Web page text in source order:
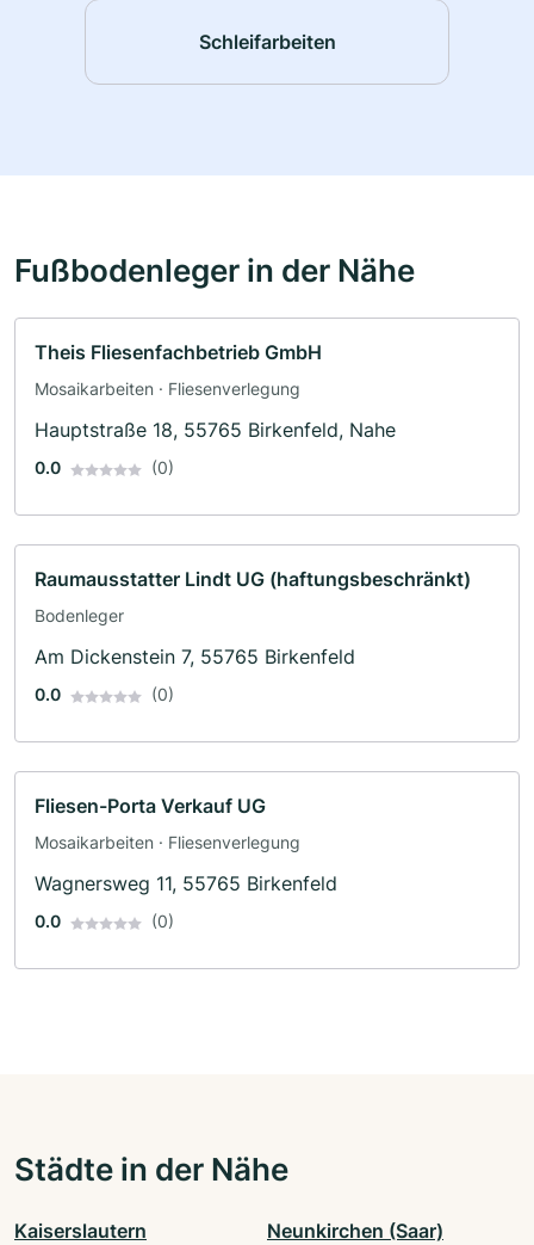
Schleifarbeiten
Fußbodenleger in der Nähe
Theis Fliesenfachbetrieb GmbH
Mosaikarbeiten · Fliesenverlegung
Hauptstraße 18, 55765 Birkenfeld, Nahe
0.0 (0)
Raumausstatter Lindt UG (haftungsbeschränkt)
Bodenleger
Am Dickenstein 7, 55765 Birkenfeld
0.0 (0)
Fliesen-Porta Verkauf UG
Mosaikarbeiten · Fliesenverlegung
Wagnersweg 11, 55765 Birkenfeld
0.0 (0)
Städte in der Nähe
Kaiserslautern Neunkirchen (Saar)